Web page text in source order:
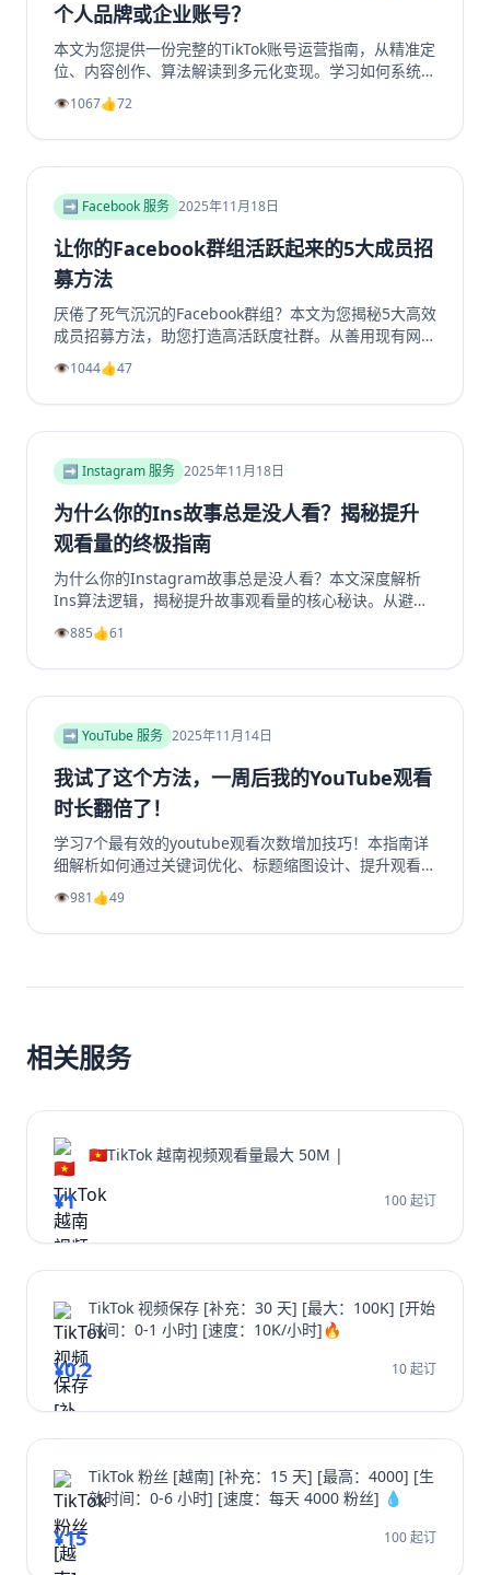
个人品牌或企业账号？
本文为您提供一份完整的TikTok账号运营指南，从精准定
位、内容创作、算法解读到多元化变现。学习如何系统性
地构建一个具有持久生命力和盈利能力的TikTok个人品牌
或企业账号，避免常见陷阱，实现商业增长。掌握核心策
略，玩转TikTok营销。
👁️1067👍72
➡️ Facebook 服务 2025年11月18日
让你的Facebook群组活跃起来的5大成员招
募方法
厌倦了死气沉沉的Facebook群组？本文为您揭秘5大高效
成员招募方法，助您打造高活跃度社群。从善用现有网
络、优化群组资料，到利用Facebook生态系统内部引
流、创造高价值内容，再到策划专属活动，我们提供一步
步的实操指南。学习如何将精准用户转化为活跃成员，彻
Facebook群组重现生机与活力。立即阅读，开启您的社
群繁荣之路！
👁️1044👍47
➡️ Instagram 服务 2025年11月18日
为什么你的Ins故事总是没人看？揭秘提升
观看量的终极指南
为什么你的Instagram故事总是没人看？本文深度解析
Ins算法逻辑，揭秘提升故事观看量的核心秘诀。从避免
内容陷阱、善用投票问答等互动工具，到优化发布时机、
利用精选故事功能，我们提供一套完整的实战指南。学习
如何创作吸引眼球的开场、提供娱乐或教育价值，并有效
得更多Instagram帖子点赞，这篇超过2000字的终极指
南都将为你指明方向，让你的Ins故事从无人问津变为流
量磁石。
👁️885👍61
➡️ YouTube 服务 2025年11月14日
我试了这个方法，一周后我的YouTube观看
时长翻倍了！
学习7个最有效的youtube观看次数增加技巧！本指南详
细解析如何通过关键词优化、标题缩图设计、提升观看时
长、利用Shorts引流及社群运营等策略，系统性地提升
你的YouTube视频播放量、YouTube订阅和YouTube观
看时长。无论新手或老手，都能通过这些实战方法让频道
👁️981👍49
相关服务
🇻🇳TikTok 越南视频观看量最大 50M |
¥1 100 起订
TikTok 视频保存 [补充：30 天] [最大：100K] [开始
时间：0-1 小时] [速度：10K/小时]🔥
¥0.2 10 起订
TikTok 粉丝 [越南] [补充：15 天] [最高：4000] [生
效时间：0-6 小时] [速度：每天 4000 粉丝] 💧
¥15 100 起订